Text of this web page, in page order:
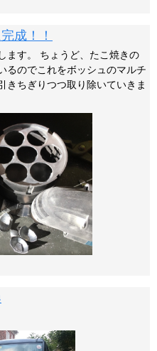
成！！
ます。 ちょうど、たこ焼きの
るのでこれをボッシュのマルチ
きちぎりつつ取り除いていきま